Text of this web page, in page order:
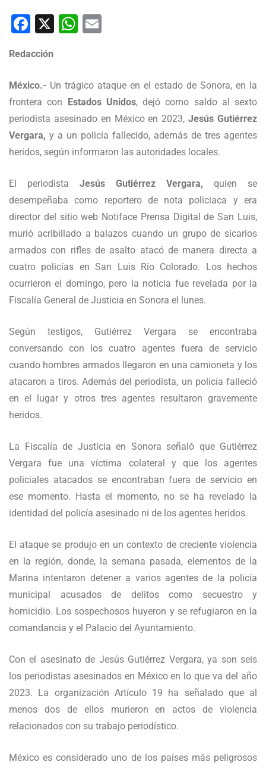
Facebook
X WhatsApp
Redacción
México.- Un trágico ataque en el estado de Sonora, en la
frontera con Estados Unidos, dejó como saldo al sexto
periodista asesinado en México en 2023,Jesús Gutiérrez
Vergara, y a un policía fallecido, además de tres agentes
heridos, según informaron las autoridades locales.
El periodista Jesús Gutiérrez Vergara, quien se
desempeñaba como reportero de nota policiaca y era
director del sitio web Notiface Prensa Digital de San Luis,
murió acribillado a balazos cuando un grupo de sicarios
armados con rifles de asalto atacó de manera directa a
cuatro policías en San Luis Río Colorado. Los hechos
ocurrieron el domingo, pero la noticia fue revelada por la
Fiscalía General de Justicia en Sonora el lunes.
Según testigos, Gutiérrez Vergara se encontraba
conversando con los cuatro agentes fuera de servicio
cuando hombres armados llegaron en una camioneta y los
atacaron a tiros. Además del periodista, un policía falleció
en el lugar y otros tres agentes resultaron gravemente
heridos.
La Fiscalía de Justicia en Sonora señaló que Gutiérrez
Vergara fue una víctima colateral y que los agentes
policiales atacados se encontraban fuera de servicio en
ese momento. Hasta el momento, no se ha revelado la
identidad del policía asesinado ni de los agentes heridos.
El ataque se produjo en un contexto de creciente violencia
en la región, donde, la semana pasada, elementos de la
Marina intentaron detener a varios agentes de la policía
municipal acusados de delitos como secuestro y
homicidio. Los sospechosos huyeron y se refugiaron en la
comandancia y el Palacio del Ayuntamiento.
Con el asesinato de Jesús Gutiérrez Vergara, ya son seis
los periodistas asesinados en México en lo que va del año
2023. La organización Artículo 19 ha señalado que al
menos dos de ellos murieron en actos de violencia
relacionados con su trabajo periodístico.
México es considerado uno de los países más peligrosos